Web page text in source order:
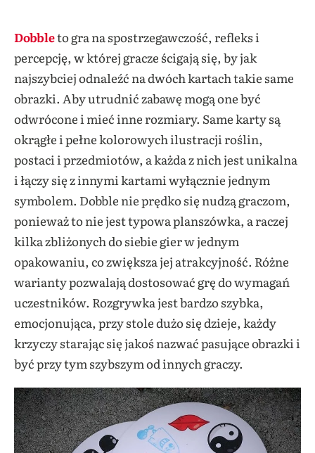
Dobbleto gra na spostrzegawczość, refleks i
percepcję, w której gracze ścigają się, by jak
najszybciej odnaleźć na dwóch kartach takie same
obrazki. Aby utrudnić zabawę mogą one być
odwrócone i mieć inne rozmiary. Same karty są
okrągłe i pełne kolorowych ilustracji roślin,
postaci i przedmiotów, a każda z nich jest unikalna
i łączy się z innymi kartami wyłącznie jednym
symbolem. Dobble nie prędko się nudzą graczom,
ponieważ to nie jest typowa planszówka, a raczej
kilka zbliżonych do siebie gier w jednym
opakowaniu, co zwiększa jej atrakcyjność. Różne
warianty pozwalają dostosować grę do wymagań
uczestników. Rozgrywka jest bardzo szybka,
emocjonująca, przy stole dużo się dzieje, każdy
krzyczy starając się jakoś nazwać pasujące obrazki i
być przy tym szybszym od innych graczy.